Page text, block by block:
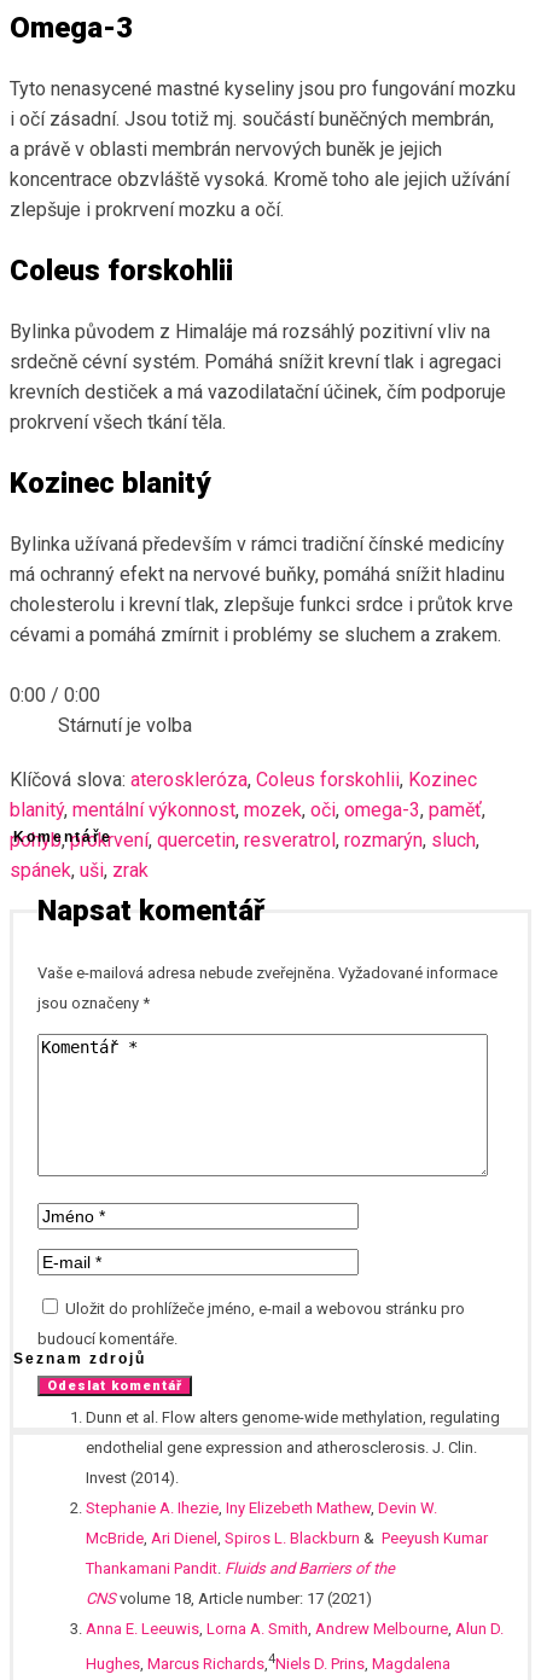
Omega-3
Tyto nenasycené mastné kyseliny jsou pro fungování mozku
i očí zásadní. Jsou totiž mj. součástí buněčných membrán,
a právě v oblasti membrán nervových buněk je jejich
koncentrace obzvláště vysoká. Kromě toho ale jejich užívání
zlepšuje i prokrvení mozku a očí.
Coleus forskohlii
Bylinka původem z Himaláje má rozsáhlý pozitivní vliv na
srdečně cévní systém. Pomáhá snížit krevní tlak i agregaci
krevních destiček a má vazodilatační účinek, čím podporuje
prokrvení všech tkání těla.
Kozinec blanitý
Bylinka užívaná především v rámci tradiční čínské medicíny
má ochranný efekt na nervové buňky, pomáhá snížit hladinu
cholesterolu i krevní tlak, zlepšuje funkci srdce i průtok krve
cévami a pomáhá zmírnit i problémy se sluchem a zrakem.
0:00 / 0:00
Stárnutí je volba
Klíčová slova: ateroskleróza, Coleus forskohlii, Kozinec
blanitý, mentální výkonnost, mozek, oči, omega-3, paměť,
pohyb, prokrvení, quercetin, resveratrol , rozmarýn, sluch,
spánek, uši, zrak
Komentáře
Napsat komentář
Vaše e-mailová adresa nebude zveřejněna. Vyžadované informace
jsou označeny *
Uložit do prohlížeče jméno, e-mail a webovou stránku pro
budoucí komentáře.
Seznam zdrojů
Dunn et al. Flow alters genome-wide methylation, regulating
endothelial gene expression and atherosclerosis. J. Clin.
Invest (2014).
Stephanie A. Ihezie, Iny Elizebeth Mathew, Devin W.
McBride, Ari Dienel , Spiros L. Blackburn & Peeyush Kumar
Thankamani Pandit. Fluids and Barriers of the
CNSvolume 18, Article number: 17 (2021)
Anna E. Leeuwis, Lorna A. Smith, Andrew Melbourne, Alun D.
Hughes, Marcus Richards,4Niels D. Prins, Magdalena